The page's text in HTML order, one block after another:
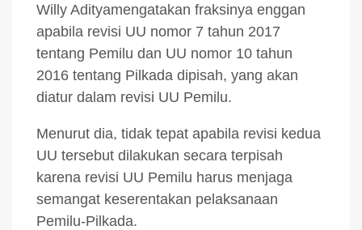
Willy Adityamengatakan fraksinya enggan
apabila revisi UU nomor 7 tahun 2017
tentang Pemilu dan UU nomor 10 tahun
2016 tentang Pilkada dipisah, yang akan
diatur dalam revisi UU Pemilu.
Menurut dia, tidak tepat apabila revisi kedua
UU tersebut dilakukan secara terpisah
karena revisi UU Pemilu harus menjaga
semangat keserentakan pelaksanaan
Pemilu-Pilkada.